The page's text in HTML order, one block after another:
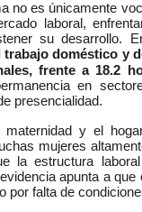
no es únicamente
laboral,
su desarrollo.
doméstico y
frente a 18.2
en
presencialidad.
y el
mujeres
la estructura
apunta a
por falta de